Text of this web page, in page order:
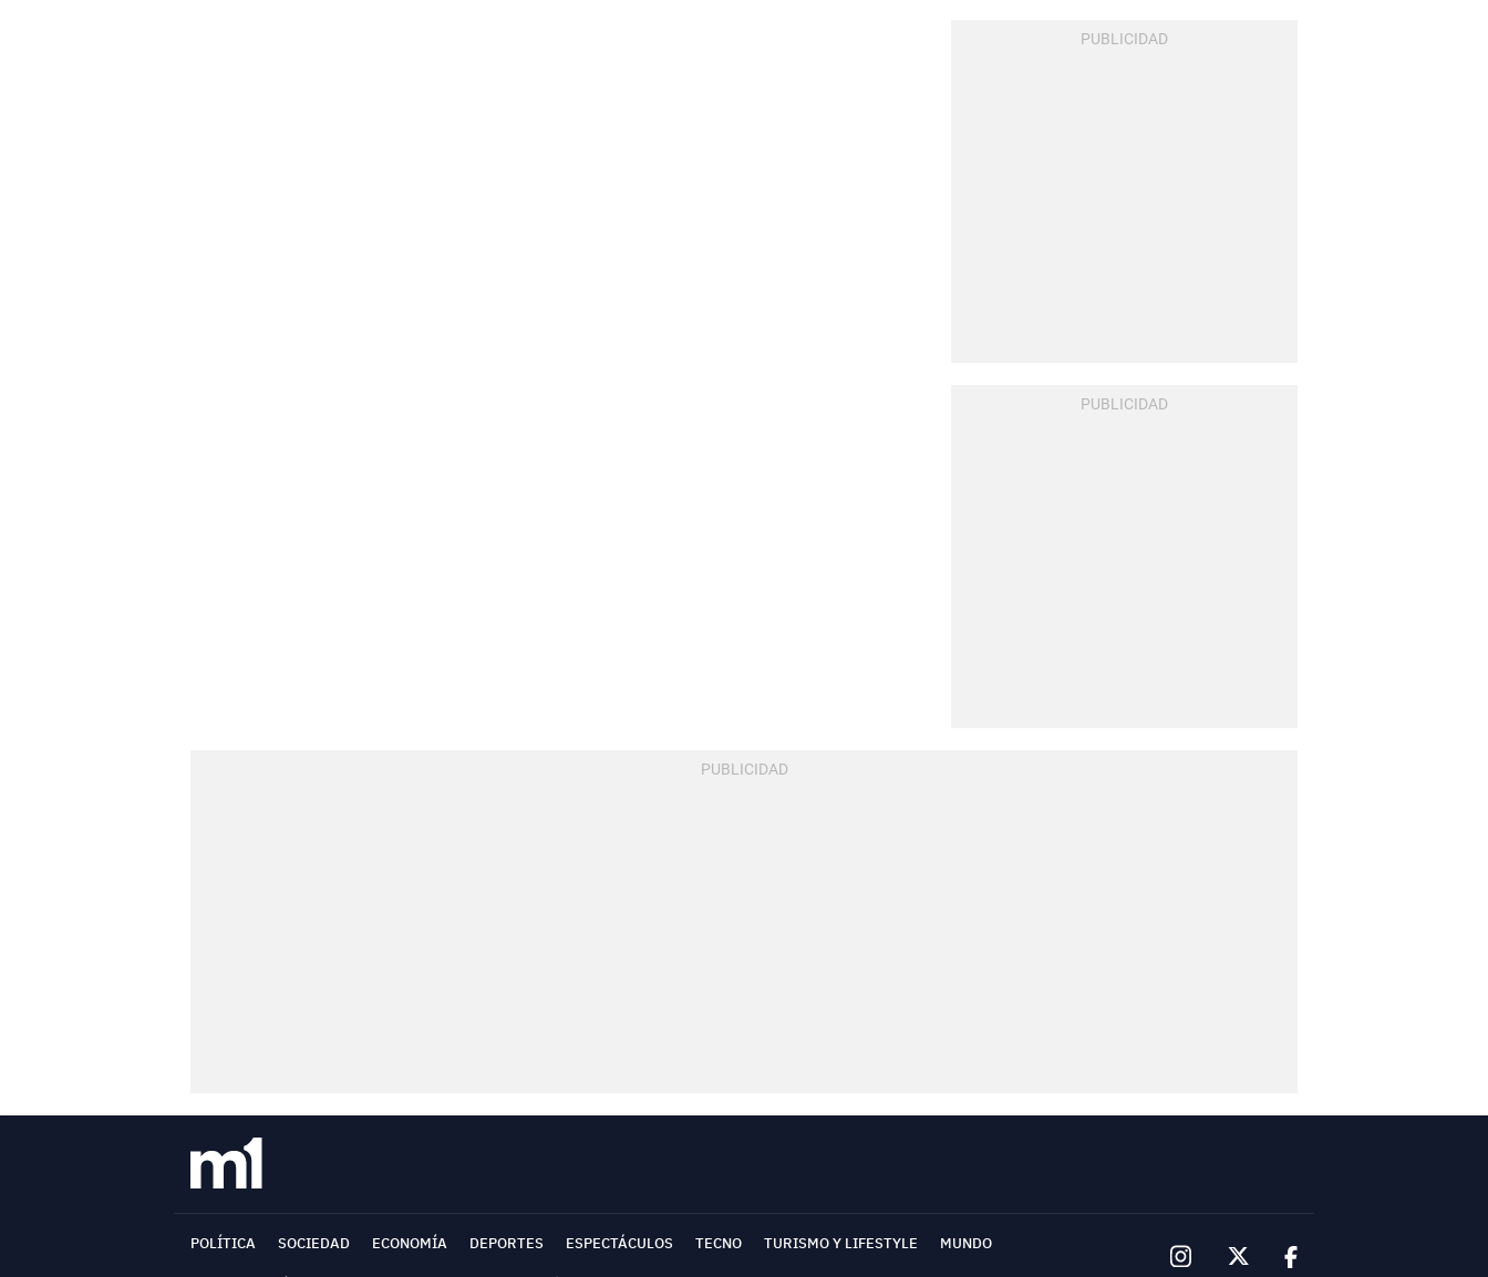
POLÍTICA SOCIEDAD ECONOMÍA DEPORTES ESPECTÁCULOS TECNO TURISMO Y LIFESTYLE MUNDO